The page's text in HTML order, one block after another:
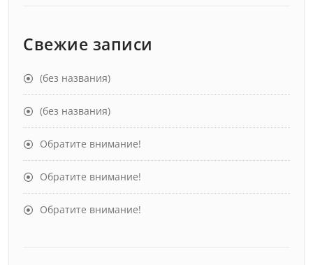
Свежие записи
(без названия)
(без названия)
Обратите внимание!
Обратите внимание!
Обратите внимание!